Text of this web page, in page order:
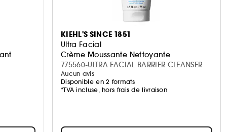
KIEHL'S SINCE 1851
Ultra Facial
Crème Moussante Nettoyante
775560-ULTRA FACIAL BARRIER CLEANSER
Aucun avis
Disponible en 2 formats
*TVA incluse, hors frais de livraison